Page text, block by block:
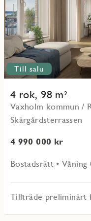
Till salu
4 rok, 98 m²
Vaxholm kommun /
Skärgårdsterrassen
4 990 000 kr
Bostadsrätt • Våning
Tillträde preliminärt